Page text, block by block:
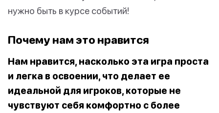
нужно быть в курсе событий!
Почему нам это нравится
Нам нравится, насколько эта игра проста
и легка в освоении, что делает ее
идеальной для игроков, которые не
чувствуют себя комфортно с более